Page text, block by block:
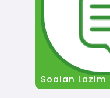
Soalan Lazim